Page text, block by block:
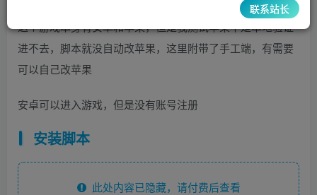
这个游戏本身有安卓和苹果，但是我测试苹果不是本地验证
进不去，脚本就没自动改苹果，这里附带了手工端，有需要
可以自己改苹果
安卓可以进入游戏，但是没有账号注册
安装脚本
此处内容已隐藏，请付费后查看
联系站长